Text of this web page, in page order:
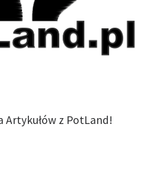
Artykułów z PotLand!